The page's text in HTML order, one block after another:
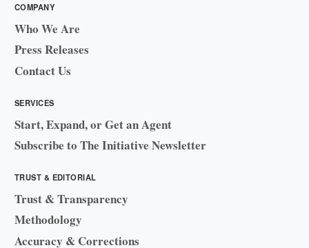
COMPANY
Who We Are
Press Releases
Contact Us
SERVICES
Start, Expand, or Get an Agent
Subscribe to The Initiative Newsletter
TRUST & EDITORIAL
Trust & Transparency
Methodology
Accuracy & Corrections